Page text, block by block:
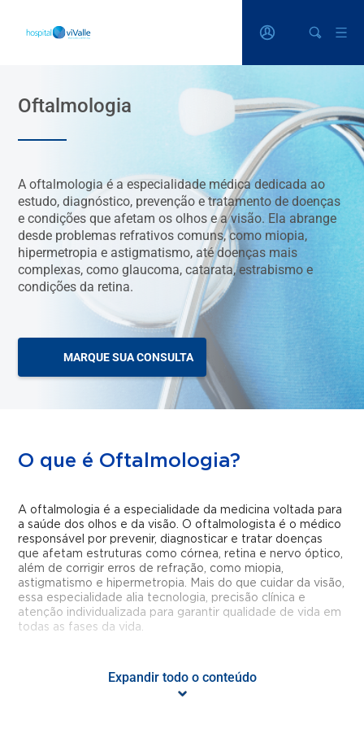
Oftalmologia
A oftalmologia é a especialidade médica dedicada ao
estudo, diagnóstico, prevenção e tratamento de doenças
e condições que afetam os olhos e a visão. Ela abrange
desde problemas refrativos comuns, como miopia,
hipermetropia e astigmatismo, até doenças mais
complexas, como glaucoma, catarata, estrabismo e
condições da retina.
MARQUE SUA CONSULTA
O que é Oftalmologia?
A oftalmologia é a especialidade da medicina voltada para
a saúde dos olhos e da visão. O oftalmologista é o médico
responsável por prevenir, diagnosticar e tratar doenças
que afetam estruturas como córnea, retina e nervo óptico,
além de corrigir erros de refração, como miopia,
astigmatismo e hipermetropia. Mais do que cuidar da visão,
essa especialidade alia tecnologia, precisão clínica e
atenção individualizada para garantir qualidade de vida em
todas as fases da vida.
Quais doenças ou condições são
tratadas pela Oftalmologia?
Expandir todo o conteúdo